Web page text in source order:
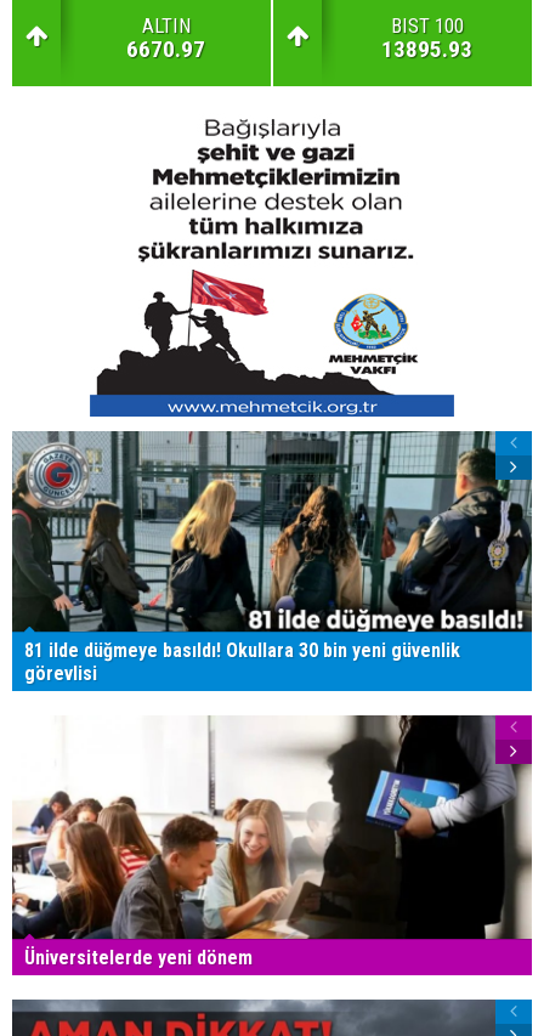
ALTIN
6670.97
BIST 100
13895.93
81 ilde düğmeye basıldı! Okullara 30 bin yeni güvenlik
görevlisi
Üniversitelerde yeni dönem